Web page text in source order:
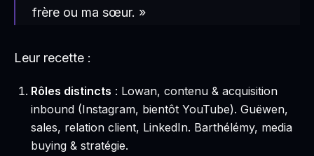
frère ou ma sœur. »
Leur recette :
Rôles distincts : Lowan, contenu & acquisition
inbound (Instagram, bientôt YouTube). Guëwen,
sales, relation client, LinkedIn. Barthélémy, media
buying & stratégie.